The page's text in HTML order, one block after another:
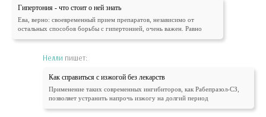
Гипертония - что стоит о ней знать
Ева, верно: своевременный прием препаратов, независимо от
остальных способов борьбы с гипертонией, очень важен. Равно
Нелли пишет:
Как справиться с изжогой без лекарств
Применение таких современных ингибиторов, как Рабепразол-СЗ,
позволяет устранить напрочь изжогу на долгий период